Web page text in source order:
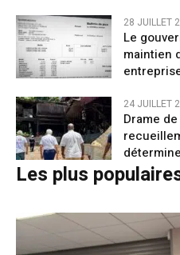
28 JUILLET
Le
maintien
24 JUILLET
Drame
Les plus